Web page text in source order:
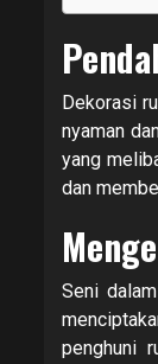
Dekorasi
nyaman
yang
dan
Seni
penghuni